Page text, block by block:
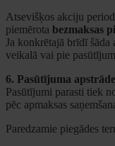
Atsevišķos akciju
piemērota bezmaksas
Ja konkrētajā brīdī šāda
veikalā vai pie
6. Pasūtījuma
Pasūtījumi parasti tiek
pēc apmaksas
Paredzamie piegādes